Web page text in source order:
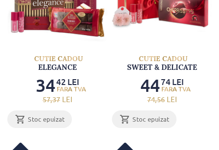
CUTIE CADOU
ELEGANCE
57,37 LEI
3442 LEI
Stoc epuizat
CUTIE CADOU
SWEET & DELICATE
74,56 LEI
4474 LEI
Stoc epuizat